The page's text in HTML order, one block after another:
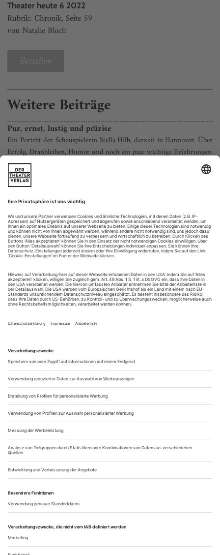
Theater heute 6 2022
Rubrik: Chronik, Seite 59
von Natalie Bloch
Bestellen
Weitere Beiträge
Pur, ernst, lustig und präzise
Ein Porträt der Schauspielerin Stella Hilb, derzeit in Hannover. Über
Erfolg, Dranbleiben, Humor und noch ein paar wichtige Erfahrungen
Wenn sich Tante Juli an ihre Schwester erinnert, wie diese
durch die Berliner Straße, einen der berüchtigtsten sozialen
Brennpunkte von Kaiserslautern, stolzierte, denkt sie an «die
Strahlefrau». Sie sei so aufrechten Hauptes über den Asphalt
gegangen, dass die Gutbürgerlichen sie manchmal für eine
der ihren gehalten hätten. Sie liebte Gedichte, erzählt Tante
Juli,...
Rainald Goetz «Reich des Todes», nach Euripides «Die Troerinnen»
im Wiener Burgtheater
Will ein Theater heute Stücke zum Thema Krieg auf den
Spielplan setzen, bieten sich zwei Dramen ganz besonders an.
Kriegs, sondern die Frauen der Besiegten sprechen lässt.
Andererseits, aus der jüngeren Vergangenheit, «Reich des
Todes», in dem Rainald...
Grammgenaue Details
Philipp Löhle «Der Hund muss raus – ein Suchtstück» (U) im
Deutschen Theater Göttingen
«Drogenabhängige sind die besten Schauspieler. Das sagen dir
alle. Die spielen dir vor, was du willst», heißt es relativ am
Anfang des Stücks. Und dann stehen da drei Schau -
spieler:innen, Jenny Weichert, Gerd Zinck und Paul
Trempnau, und spielen Drogenabhängige. Nein. Anders. Sie
diskutieren darüber, distanzieren sich bewusst vom Spiel,
streiten über Egoismus und...